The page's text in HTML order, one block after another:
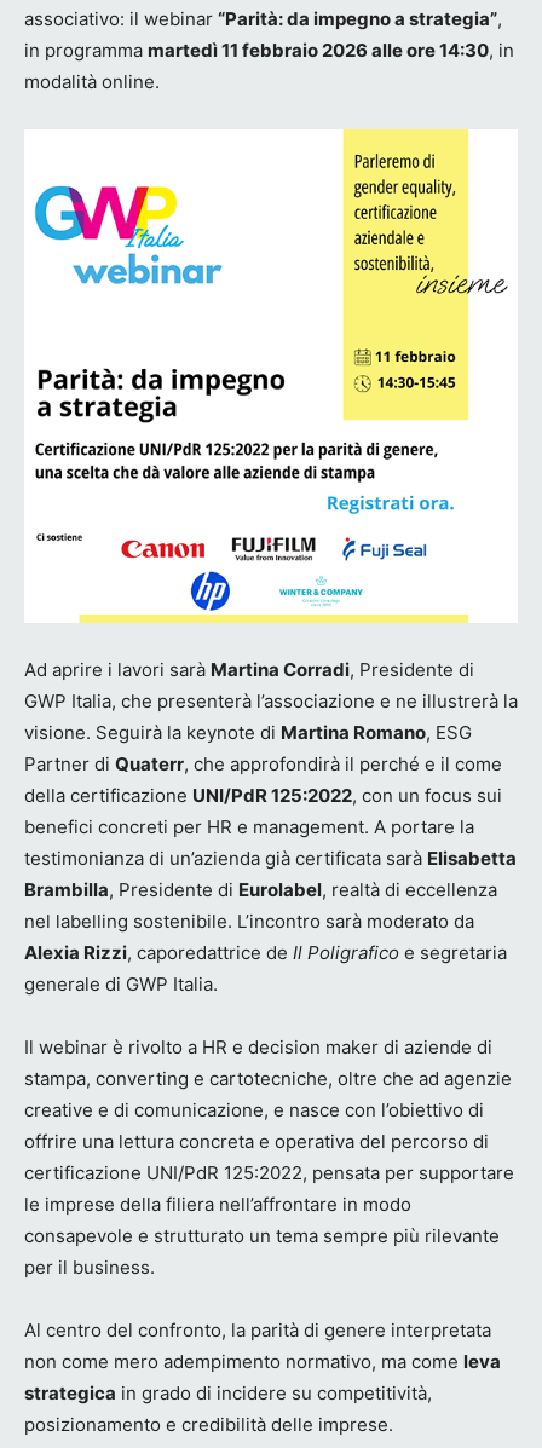
associativo: il webinar “Parità: da impegno a strategia”,
in programma martedì 11 febbraio 2026 alle ore 14:30, in
modalità online.
Ad aprire i lavori sarà Martina Corradi, Presidente di
GWP Italia, che presenterà l’associazione e ne illustrerà la
visione. Seguirà la keynote di Martina Romano, ESG
Partner di Quaterr, che approfondirà il perché e il come
della certificazione UNI/PdR 125:2022, con un focus sui
benefici concreti per HR e management. A portare la
testimonianza di un’azienda già certificata sarà Elisabetta
Brambilla, Presidente di Eurolabel, realtà di eccellenza
nel labelling sostenibile. L’incontro sarà moderato da
Alexia Rizzi, caporedattrice de Il Poligrafico e segretaria
generale di GWP Italia.
Il webinar è rivolto a HR e decision maker di aziende di
stampa, converting e cartotecniche, oltre che ad agenzie
creative e di comunicazione, e nasce con l’obiettivo di
offrire una lettura concreta e operativa del percorso di
certificazione UNI/PdR 125:2022, pensata per supportare
le imprese della filiera nell’affrontare in modo
consapevole e strutturato un tema sempre più rilevante
per il business.
Al centro del confronto, la parità di genere interpretata
non come mero adempimento normativo, ma come leva
strategica in grado di incidere su competitività,
posizionamento e credibilità delle imprese.